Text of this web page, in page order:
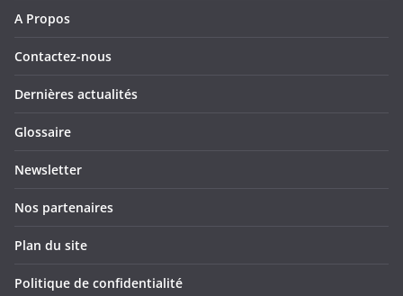
A Propos
Contactez-nous
Dernières actualités
Glossaire
Newsletter
Nos partenaires
Plan du site
Politique de confidentialité